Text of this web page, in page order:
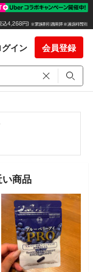
グイン 会員登録
商品